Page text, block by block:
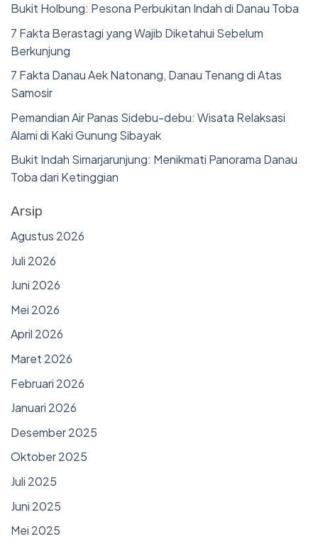
Bukit Holbung: Pesona Perbukitan Indah di Danau Toba
7 Fakta Berastagi yang Wajib Diketahui Sebelum
Berkunjung
7 Fakta Danau Aek Natonang, Danau Tenang di Atas
Samosir
Pemandian Air Panas Sidebu-debu: Wisata Relaksasi
Alami di Kaki Gunung Sibayak
Bukit Indah Simarjarunjung: Menikmati Panorama Danau
Toba dari Ketinggian
Arsip
Agustus 2026
Juli 2026
Juni 2026
Mei 2026
April 2026
Maret 2026
Februari 2026
Januari 2026
Desember 2025
Oktober 2025
Juli 2025
Juni 2025
Mei 2025